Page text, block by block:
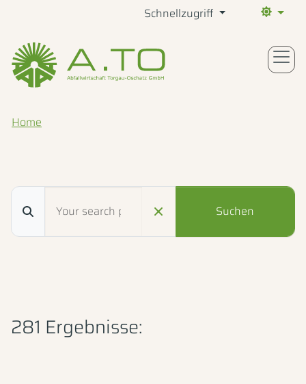
Schnellzugriff
Home
Suchbegriff eingeben:
281 Ergebnisse: